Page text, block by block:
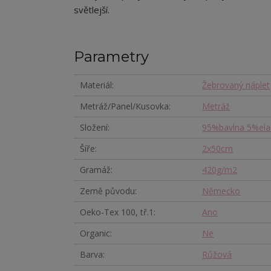
světlejší.
Parametry
Materiál
Žebrovaný náplet
Metráž/Panel/Kusovka
Metráž
Složení
95%bavlna
Šíře
2x50cm
Gramáž
420g/m2
Země původu
Německo
Oeko-Tex 100, tř.1
Ano
Organic
Ne
Barva
Růžová